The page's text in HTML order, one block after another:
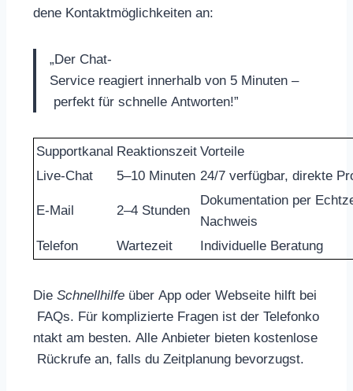
dene Kontaktmöglichkeiten an:
„Der Chat-
Service reagiert innerhalb von 5 Minuten –
perfekt für schnelle Antworten!”
Supportkanal Reaktionszeit Vorteile
Live-Chat
5–10 Minuten 24/7 verfügbar, direkte
E-Mail 2–4 Stunden
Dokumentation per
Nachweis
Telefon
Wartezeit Individuelle Beratung
Die Schnellhilfe über App oder Webseite hilft bei
FAQs. Für komplizierte Fragen ist der Telefonko
ntakt am besten. Alle Anbieter bieten kostenlose
Rückrufe an, falls du Zeitplanung bevorzugst.